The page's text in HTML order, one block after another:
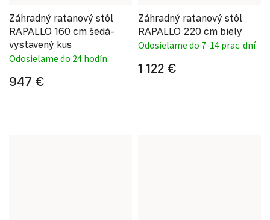
Záhradný ratanový stôl
RAPALLO 160 cm šedá-
vystavený kus
Odosielame do 24 hodín
947 €
Záhradný ratanový stôl
RAPALLO 220 cm biely
Odosielame do 7-14 prac. dní
1 122 €